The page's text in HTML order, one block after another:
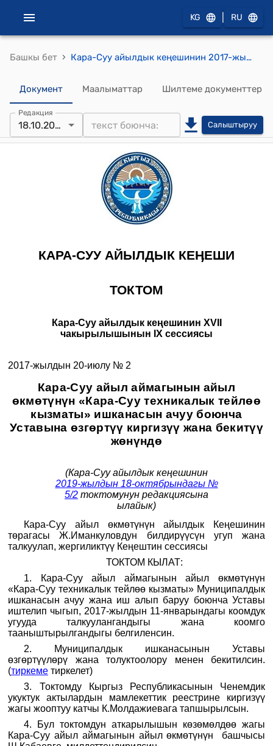
KG RU
Башкы бет › Кара-Суу айылдык кеңешинин 2017-жылдын 20-июлундагы № 2 "Кара-Суу айыл аймагынын айыл өкмөтүнүн «Кара-Суу өнүгүү» Муниципалдык ишканасын ачуу боюнча Уставына өзгөртүү киргизүү жана бекитүү жөнүндө" токтому
Документ Маалыматтар Шилтеме документтер
Редакция
18.10.2019 Салыштыруу